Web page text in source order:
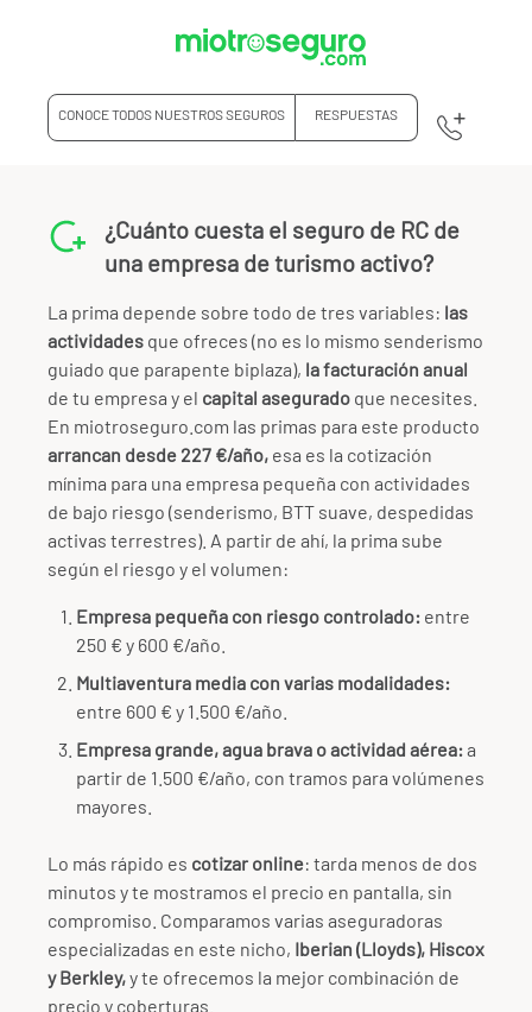
CONOCE TODOS NUESTROS SEGUROS RESPUESTAS
¿Cuánto cuesta el seguro de RC de
una empresa de turismo activo?
La prima depende sobre todo de tres variables: las
actividades que ofreces (no es lo mismo senderismo
guiado que parapente biplaza), la facturación anual
de tu empresa y el capital asegurado que necesites.
En miotroseguro.com las primas para este producto
arrancan desde 227 €/año, esa es la cotización
mínima para una empresa pequeña con actividades
de bajo riesgo (senderismo, BTT suave, despedidas
activas terrestres). A partir de ahí, la prima sube
según el riesgo y el volumen:
Empresa pequeña con riesgo controlado: entre
250 € y 600 €/año.
Multiaventura media con varias modalidades:
entre 600 € y 1.500 €/año.
Empresa grande, agua brava o actividad aérea:a
partir de 1.500 €/año, con tramos para volúmenes
mayores.
Lo más rápido es cotizar online: tarda menos de dos
minutos y te mostramos el precio en pantalla, sin
compromiso. Comparamos varias aseguradoras
especializadas en este nicho, Iberian (Lloyds), Hiscox
y Berkley,y te ofrecemos la mejor combinación de
precio y coberturas.